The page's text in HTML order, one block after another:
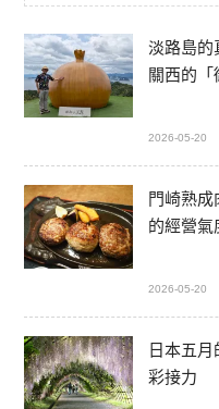
淡路島的
關西的
2026-05-20
門崎熟成
的經營氣
2026-05-20
日本五
彩接力